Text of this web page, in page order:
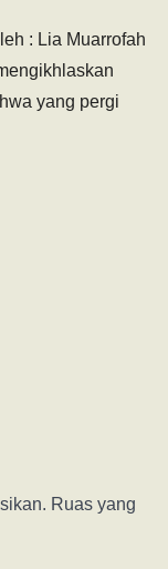
: Lia Muarrofah
yang pergi
Ruas yang